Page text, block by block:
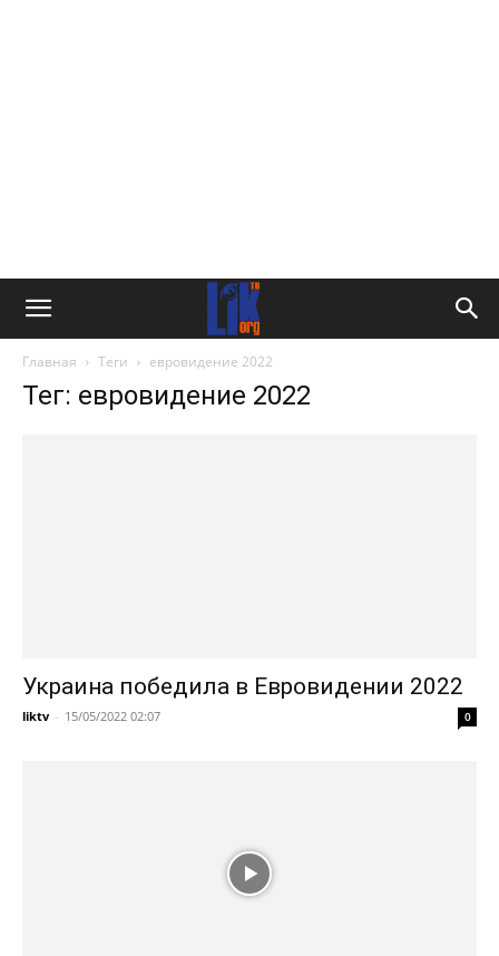
Главная Теги евровидение 2022
Тег: евровидение 2022
Украина победила в Евровидении 2022
liktv - 15/05/2022 02:07 0